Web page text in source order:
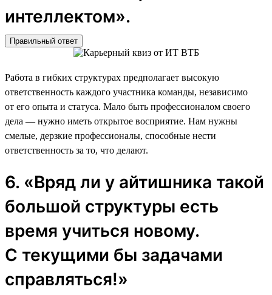
интеллектом».
Правильный ответ
Работа в гибких структурах предполагает высокую
ответственность каждого участника команды, независимо
от его опыта и статуса. Мало быть профессионалом своего
дела — нужно иметь открытое восприятие. Нам нужны
смелые, дерзкие профессионалы, способные нести
ответственность за то, что делают.
6. «Вряд ли у айтишника такой
большой структуры есть
время учиться новому.
С текущими бы задачами
справляться!»